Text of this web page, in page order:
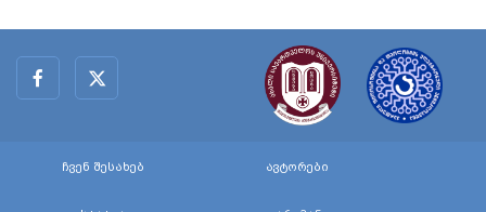
ჩვენ შესახებ ავტორები